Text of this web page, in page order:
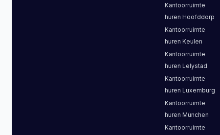
Kantoorruimte
huren Hoofddorp
Kantoorruimte
huren Keulen
Kantoorruimte
huren Lelystad
Kantoorruimte
huren Luxemburg
Kantoorruimte
huren München
Kantoorruimte